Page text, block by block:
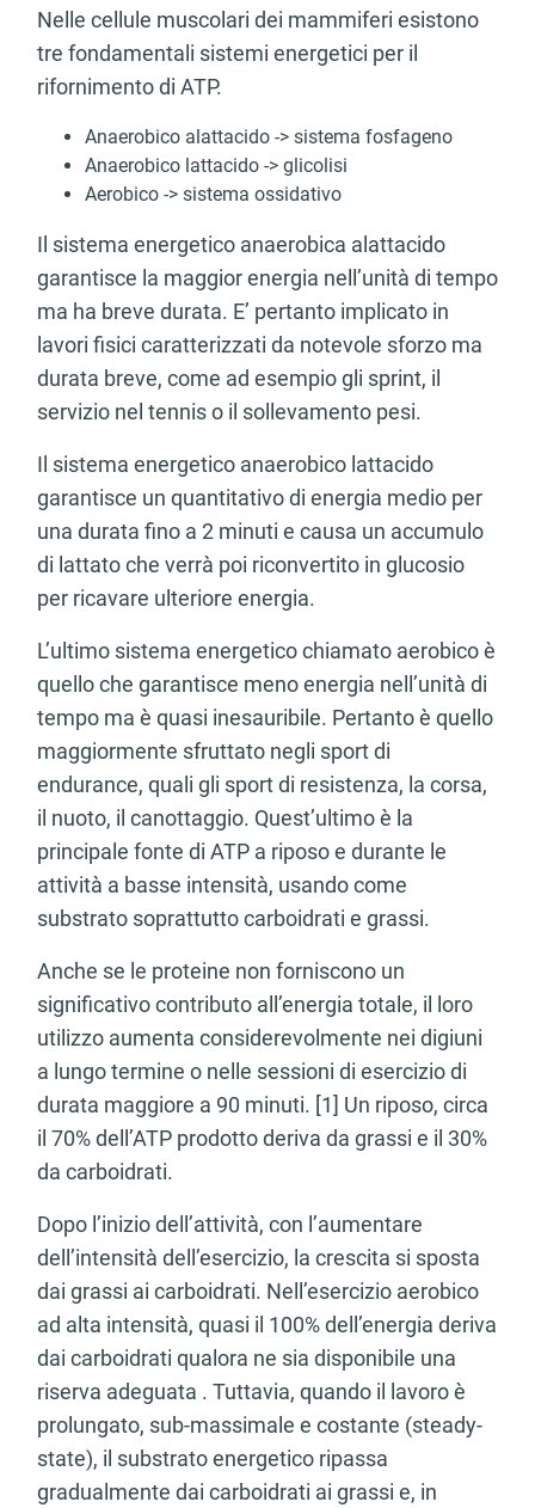
Nelle cellule muscolari dei mammiferi esistono
tre fondamentali sistemi energetici per il
rifornimento di ATP.
Anaerobico alattacido -> sistema fosfageno
Anaerobico lattacido -> glicolisi
Aerobico -> sistema ossidativo
Il sistema energetico anaerobica alattacido
garantisce la maggior energia nell’unità di tempo
ma ha breve durata. E’ pertanto implicato in
lavori fisici caratterizzati da notevole sforzo ma
durata breve, come ad esempio gli sprint, il
servizio nel tennis o il sollevamento pesi.
Il sistema energetico anaerobico lattacido
garantisce un quantitativo di energia medio per
una durata fino a 2 minuti e causa un accumulo
di lattato che verrà poi riconvertito in glucosio
per ricavare ulteriore energia.
L’ultimo sistema energetico chiamato aerobico è
quello che garantisce meno energia nell’unità di
tempo ma è quasi inesauribile. Pertanto è quello
maggiormente sfruttato negli sport di
endurance, quali gli sport di resistenza, la corsa,
il nuoto, il canottaggio. Quest’ultimo è la
principale fonte di ATP a riposo e durante le
attività a basse intensità, usando come
substrato soprattutto carboidrati e grassi.
Anche se le proteine non forniscono un
significativo contributo all’energia totale, il loro
utilizzo aumenta considerevolmente nei digiuni
a lungo termine o nelle sessioni di esercizio di
durata maggiore a 90 minuti. [1] Un riposo, circa
il 70% dell’ATP prodotto deriva da grassi e il 30%
da carboidrati.
Dopo l’inizio dell’attività, con l’aumentare
dell’intensità dell’esercizio, la crescita si sposta
dai grassi ai carboidrati. Nell’esercizio aerobico
ad alta intensità, quasi il 100% dell’energia deriva
dai carboidrati qualora ne sia disponibile una
riserva adeguata . Tuttavia, quando il lavoro è
prolungato, sub-massimale e costante (steady-
state), il substrato energetico ripassa
gradualmente dai carboidrati ai grassi e, in